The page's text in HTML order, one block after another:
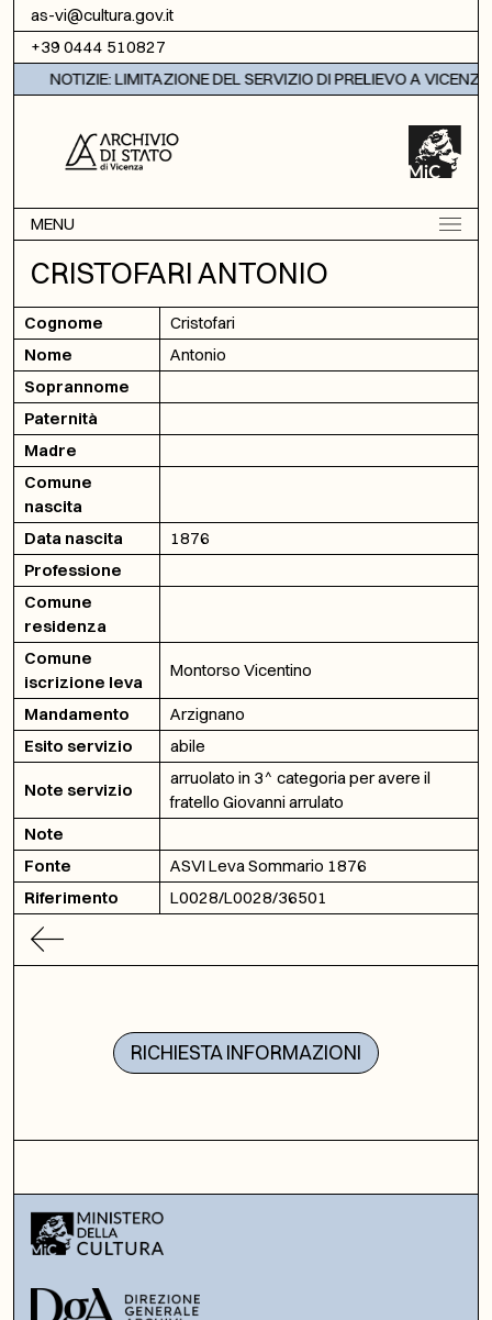
Vai al contenuto
as-vi@cultura.gov.it
+39 0444 510827
NOTIZIE: LIMITAZIONE DEL SERVIZIO DI PRELIEVO A VICENZA
MENU
CRISTOFARI ANTONIO
Cognome
Cristofari
Nome
Antonio
Soprannome
Paternità
Madre
Comune
nascita
Data nascita
1876
Professione
Comune
residenza
Comune
iscrizione leva
Montorso Vicentino
Mandamento
Arzignano
Esito servizio
abile
Note servizio
arruolato in 3^ categoria per avere il
fratello Giovanni arrulato
Note
Fonte
ASVI Leva Sommario 1876
Riferimento
L0028/L0028/36501
RICHIESTA INFORMAZIONI